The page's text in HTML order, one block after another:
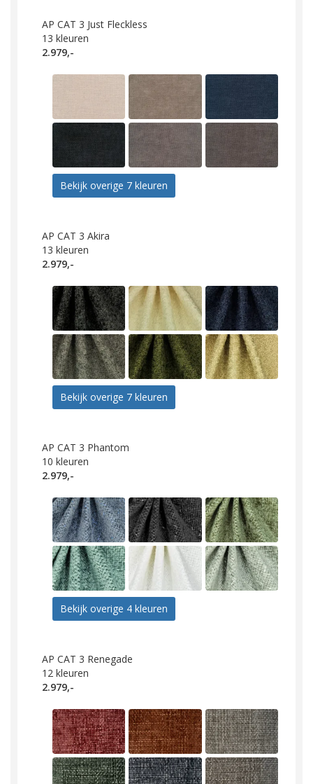
AP CAT 3 Just Fleckless
13 kleuren
2.979,-
Bekijk overige 7 kleuren
AP CAT 3 Akira
13 kleuren
2.979,-
Bekijk overige 7 kleuren
AP CAT 3 Phantom
10 kleuren
2.979,-
Bekijk overige 4 kleuren
AP CAT 3 Renegade
12 kleuren
2.979,-